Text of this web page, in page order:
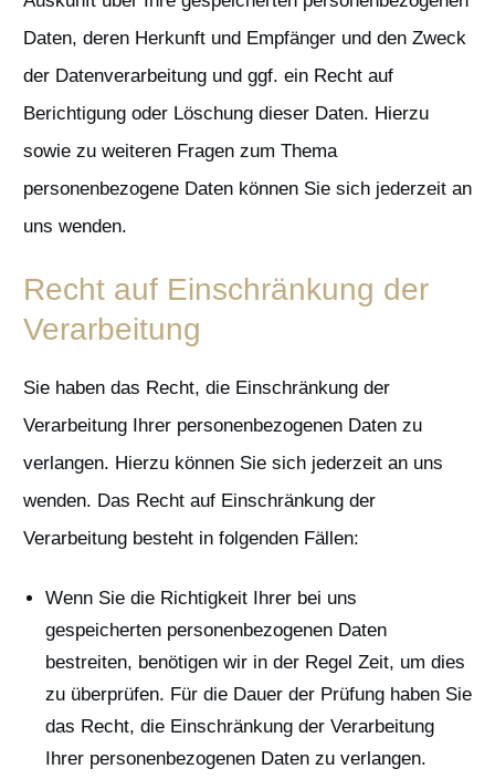
Daten, deren Herkunft und Empfänger und den Zweck
der Datenverarbeitung und ggf. ein Recht auf
Berichtigung oder Löschung dieser Daten. Hierzu
sowie zu weiteren Fragen zum Thema
personenbezogene Daten können Sie sich jederzeit an
uns wenden.
Recht auf Einschränkung der
Verarbeitung
Sie haben das Recht, die Einschränkung der
Verarbeitung Ihrer personenbezogenen Daten zu
verlangen. Hierzu können Sie sich jederzeit an uns
wenden. Das Recht auf Einschränkung der
Verarbeitung besteht in folgenden Fällen:
Wenn Sie die Richtigkeit Ihrer bei uns
gespeicherten personenbezogenen Daten
bestreiten, benötigen wir in der Regel Zeit, um dies
zu überprüfen. Für die Dauer der Prüfung haben Sie
das Recht, die Einschränkung der Verarbeitung
Ihrer personenbezogenen Daten zu verlangen.